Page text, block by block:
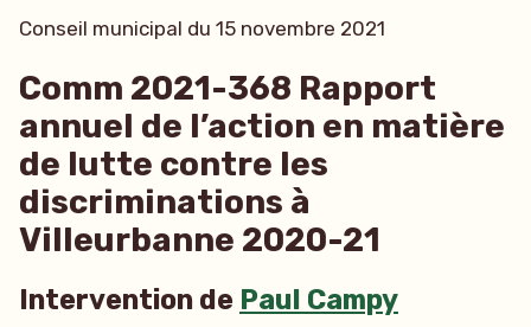
Conseil municipal du 15 novembre 2021
Comm 2021-368 Rapport
annuel de l’action en matière
de lutte contre les
discriminations à
Villeurbanne 2020-21
Intervention de Paul Campy